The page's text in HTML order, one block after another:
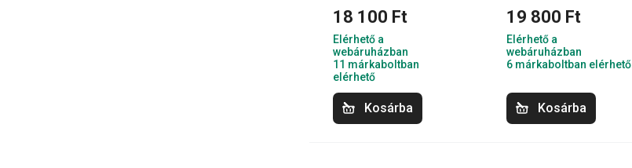
18 100 Ft
Elérhető a
webáruházban
11 márkaboltban
elérhető
Kosárba
19 800 Ft
Elérhető a
webáruházban
6 márkaboltban elérhető
Kosárba